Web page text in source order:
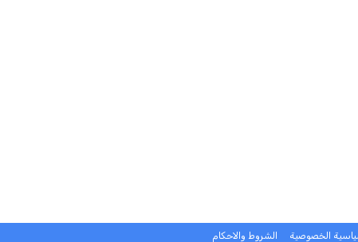
الخصوصية الشروط والاحكام